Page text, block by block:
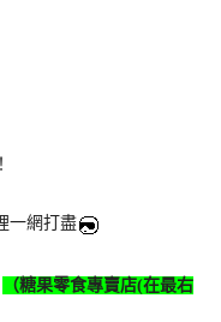
一網打盡
（糖果零食專賣店(在最右